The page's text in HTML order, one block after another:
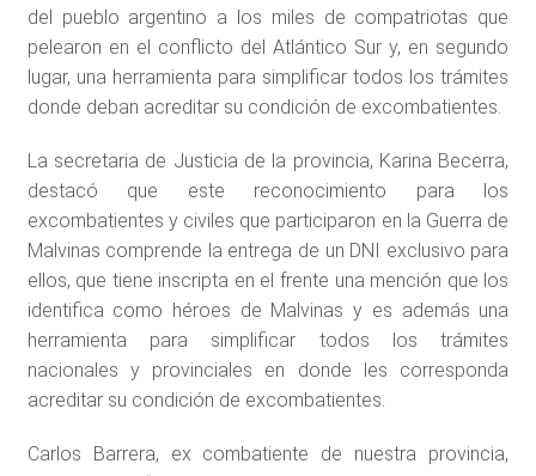
del pueblo argentino a los miles de compatriotas que
pelearon en el conflicto del Atlántico Sur y, en segundo
lugar, una herramienta para simplificar todos los trámites
donde deban acreditar su condición de excombatientes.
La secretaria de Justicia de la provincia, Karina Becerra,
destacó que este reconocimiento para los
excombatientes y civiles que participaron en la Guerra de
Malvinas comprende la entrega de un DNI exclusivo para
ellos, que tiene inscripta en el frente una mención que los
identifica como héroes de Malvinas y es además una
herramienta para simplificar todos los trámites
nacionales y provinciales en donde les corresponda
acreditar su condición de excombatientes.
Carlos Barrera, ex combatiente de nuestra provincia,